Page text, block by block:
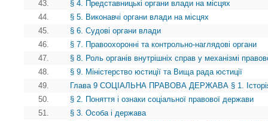
43.
§ 4. Представницькі органи влади на місцях
44.
§ 5. Виконавчі органи влади на місцях
45.
§ 6. Судові органи влади
46.
§ 7. Правоохоронні та контрольно-наглядові органи
47.
§ 8. Роль органів внутрішніх справ у механізмі
48.
§ 9. Міністерство юстиції та Вища рада юстиції
49.
Глава 9 СОЦІАЛЬНА ПРАВОВА ДЕРЖАВА § 1. Історія
50.
§ 2. Поняття і ознаки соціальної правової держави
51.
§ 3. Особа і держава